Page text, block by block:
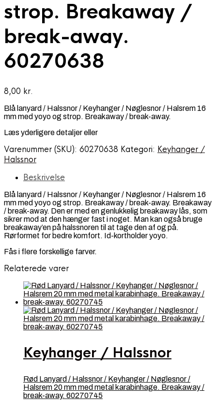
strop. Breakaway /
break-away.
60270638
8,00 kr.
Blå lanyard / Halssnor / Keyhanger / Nøglesnor / Halsrem 16
mm med yoyo og strop. Breakaway / break-away.
Læs yderligere detaljer eller
Varenummer (SKU): 60270638 Kategori: Keyhanger /
Halssnor
Beskrivelse
Blå lanyard / Halssnor / Keyhanger / Nøglesnor / Halsrem 16
mm med yoyo og strop. Breakaway / break-away. Breakaway
/ break-away. Den er med en genlukkelig breakaway lås, som
sikrer mod at den hænger fast i noget. Man kan også bruge
breakaway’en på halssnoren til at tage den af og på.
Rørformet for bedre komfort. Id-kortholder yoyo.
Fås i flere forskellige farver.
Relaterede varer
Keyhanger / Halssnor
Rød Lanyard / Halssnor / Keyhanger / Nøglesnor /
Halsrem 20 mm med metal karabinhage. Breakaway /
break-away. 60270745